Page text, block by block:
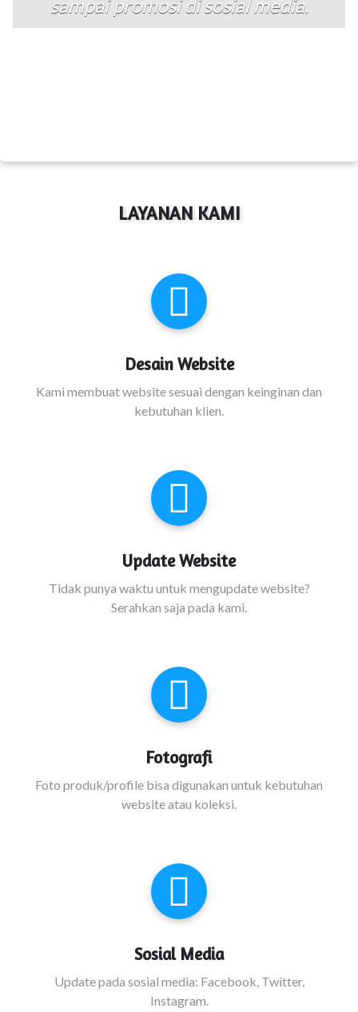
sampai promosi di sosial media.
LAYANAN KAMI
Desain Website
Kami membuat website sesuai dengan keinginan dan
kebutuhan klien.
Update Website
Tidak punya waktu untuk mengupdate website?
Serahkan saja pada kami.
Fotografi
Foto produk/profile bisa digunakan untuk kebutuhan
website atau koleksi.
Sosial Media
Update pada sosial media: Facebook, Twitter,
Instagram.